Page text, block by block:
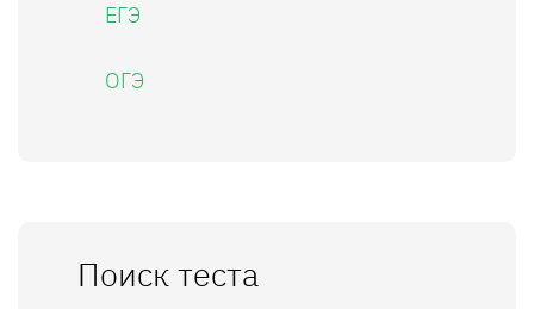
ЕГЭ
ОГЭ
Поиск теста